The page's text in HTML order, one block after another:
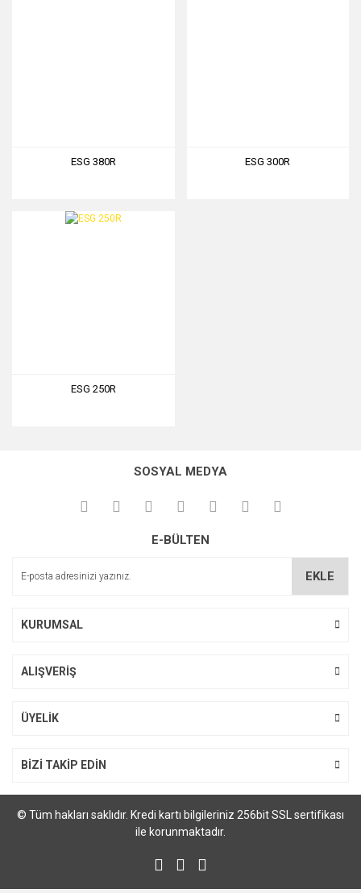
ESG 380R ESG 300R
ESG 250R
SOSYAL MEDYA
E-BÜLTEN
EKLE
KURUMSAL
ALIŞVERİŞ
ÜYELİK
BİZİ TAKİP EDİN
© Tüm hakları saklıdır. Kredi kartı bilgileriniz 256bit SSL sertifikası
ile korunmaktadır.